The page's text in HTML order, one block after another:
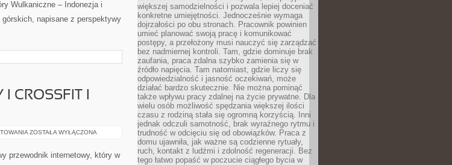
Wulkaniczne – Indonezja i
napisane z perspektywy
CROSSFIT I
FIT
POPKULTURY
I
ZOSTAŁA WYŁĄCZONA
przewodnik internetowy, który w
większej samodzielności i pozwala lepiej doceniać
konkretne umiejętności. Jednocześnie wymaga
dojrzałości po obu stronach. Pracownik powinien
umieć planować swoją pracę i komunikować
postępy, a przełożony musi nauczyć się zarządzać
bez nadmiernej kontroli. Tam, gdzie dominuje brak
zaufania, praca zdalna szybko zamienia się w
źródło napięcia. Tam natomiast, gdzie liczy się
odpowiedzialność i jasność oczekiwań, może
działać bardzo skutecznie. Nie można pominąć
także wpływu pracy zdalnej na życie prywatne. Dla
wielu osób możliwość spędzania większej ilości
czasu z rodziną stała się ogromną korzyścią. Inni
jednak odczuli samotność, brak wyraźnego rytmu i
trudność w odcięciu się od obowiązków. Praca z
domu ujawniła, jak ważne są codzienne rytuały,
ruch, kontakt z ludźmi i zdolność regeneracji. Bez
tego łatwo popaść w poczucie ciągłego bycia w